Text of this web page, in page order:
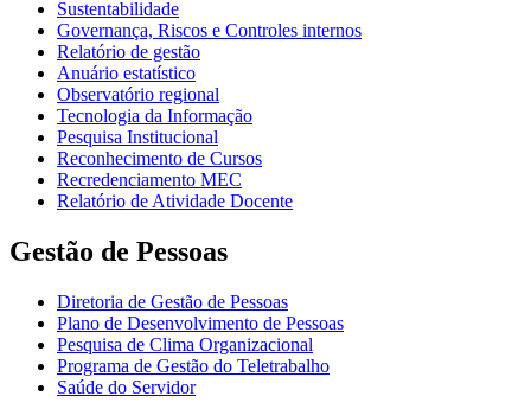
Sustentabilidade
Governança, Riscos e Controles internos
Relatório de gestão
Anuário estatístico
Observatório regional
Tecnologia da Informação
Pesquisa Institucional
Reconhecimento de Cursos
Recredenciamento MEC
Relatório de Atividade Docente
Gestão de Pessoas
Diretoria de Gestão de Pessoas
Plano de Desenvolvimento de Pessoas
Pesquisa de Clima Organizacional
Programa de Gestão do Teletrabalho
Saúde do Servidor